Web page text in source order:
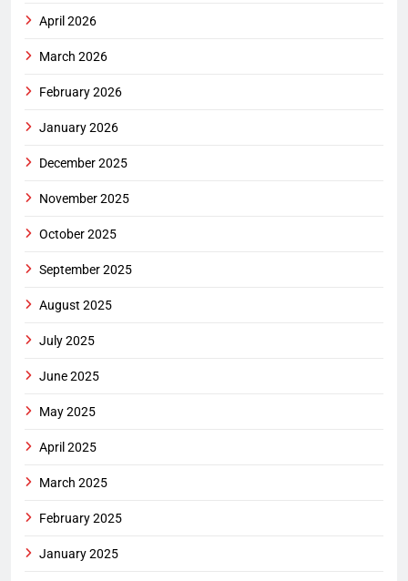
April 2026
March 2026
February 2026
January 2026
December 2025
November 2025
October 2025
September 2025
August 2025
July 2025
June 2025
May 2025
April 2025
March 2025
February 2025
January 2025